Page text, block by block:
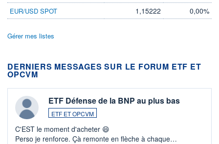
EUR/USD SPOT 1,15222 0,00%
Gérer mes listes
DERNIERS MESSAGES SUR LE FORUM ETF ET
OPCVM
ETF Défense de la BNP au plus bas
ETF ET OPCVM
C'EST le moment d'acheter 😄​
Perso je renforce. Çà remonte en flèche à chaque